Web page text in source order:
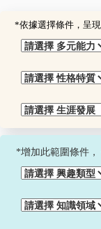
*依據選擇條件，呈現
*增加此範圍條件，